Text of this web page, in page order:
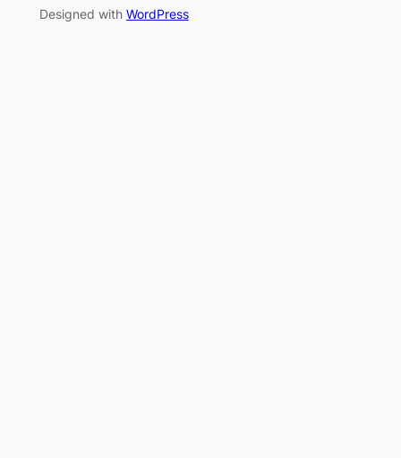
Designed with WordPress